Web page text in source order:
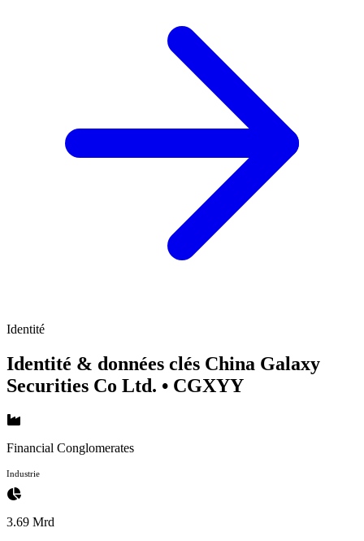
Identité
Identité & données clés China Galaxy
Securities Co Ltd. • CGXYY
Financial Conglomerates
Industrie
3.69 Mrd